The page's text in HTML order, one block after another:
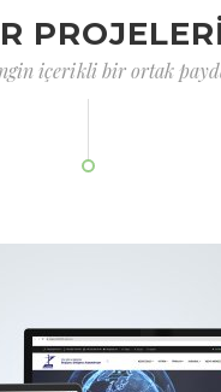
içerikli bir ortak